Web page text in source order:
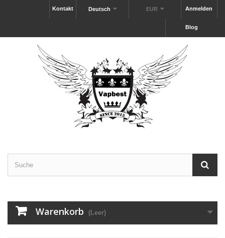
Anmelden
EUR
Deutsch
Kontakt
Blog
Warenkorb (Leer)